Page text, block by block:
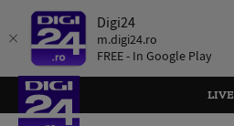
Digi24
m.digi24.ro
FREE - In Google Play